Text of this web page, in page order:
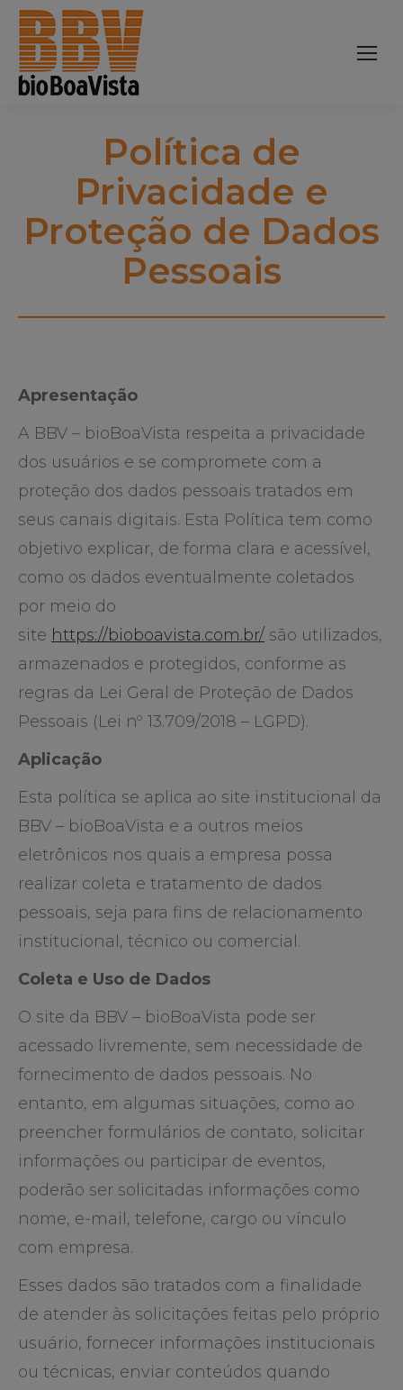
Política de
Privacidade e
Proteção de Dados
Pessoais
Apresentação
A BBV – bioBoaVista respeita a privacidade
dos usuários e se compromete com a
proteção dos dados pessoais tratados em
seus canais digitais. Esta Política tem como
objetivo explicar, de forma clara e acessível,
como os dados eventualmente coletados
por meio do
site https://bioboavista.com.br/ são utilizados,
armazenados e protegidos, conforme as
regras da Lei Geral de Proteção de Dados
Pessoais (Lei nº 13.709/2018 – LGPD).
Aplicação
Esta política se aplica ao site institucional da
BBV – bioBoaVista e a outros meios
eletrônicos nos quais a empresa possa
realizar coleta e tratamento de dados
pessoais, seja para fins de relacionamento
institucional, técnico ou comercial.
Coleta e Uso de Dados
O site da BBV – bioBoaVista pode ser
acessado livremente, sem necessidade de
fornecimento de dados pessoais. No
entanto, em algumas situações, como ao
preencher formulários de contato, solicitar
informações ou participar de eventos,
poderão ser solicitadas informações como
nome, e-mail, telefone, cargo ou vínculo
com empresa.
Esses dados são tratados com a finalidade
de atender às solicitações feitas pelo próprio
usuário, fornecer informações institucionais
ou técnicas, enviar conteúdos quando